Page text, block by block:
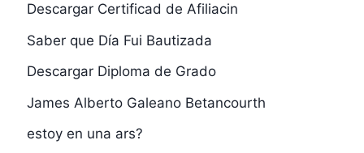
Descargar Certificad de Afiliacin
Saber que Día Fui Bautizada
Descargar Diploma de Grado
James Alberto Galeano Betancourth
estoy en una ars?